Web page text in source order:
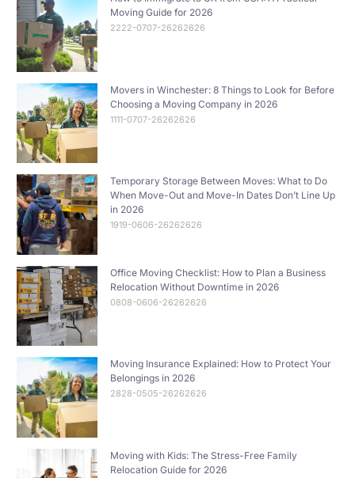
Moving Guide for 2026
2222-0707-26262626
Movers in Winchester: 8 Things to Look for Before
Choosing a Moving Company in 2026
1111-0707-26262626
Temporary Storage Between Moves: What to Do
When Move-Out and Move-In Dates Don’t Line Up
in 2026
1919-0606-26262626
Office Moving Checklist: How to Plan a Business
Relocation Without Downtime in 2026
0808-0606-26262626
Moving Insurance Explained: How to Protect Your
Belongings in 2026
2828-0505-26262626
Moving with Kids: The Stress-Free Family
Relocation Guide for 2026